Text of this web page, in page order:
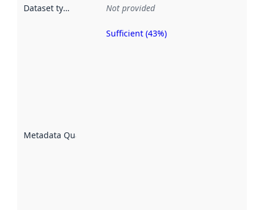
Dataset type Not provided
Metadata Quality
Sufficient (43%)